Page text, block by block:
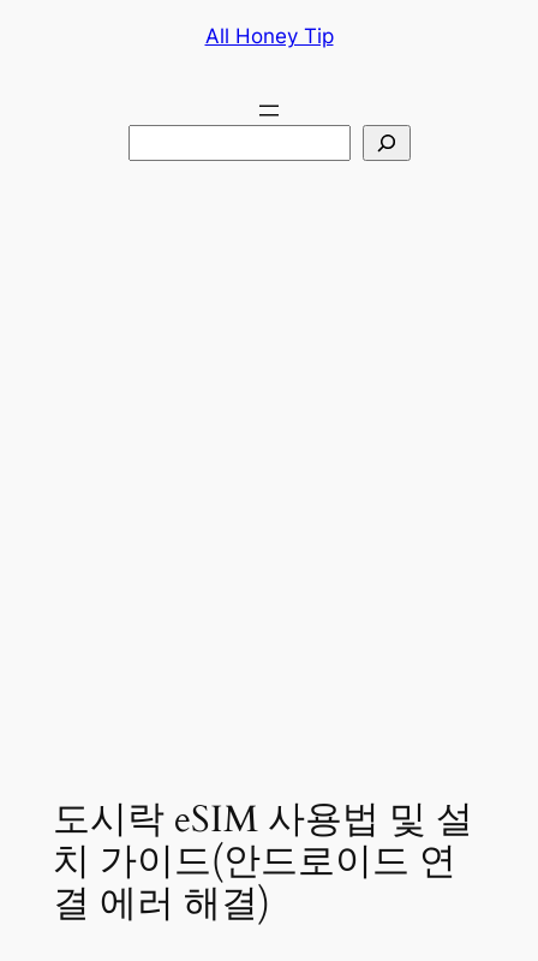
All Honey Tip
도시락 eSIM 사용법 및 설
치 가이드(안드로이드 연
결 에러 해결)